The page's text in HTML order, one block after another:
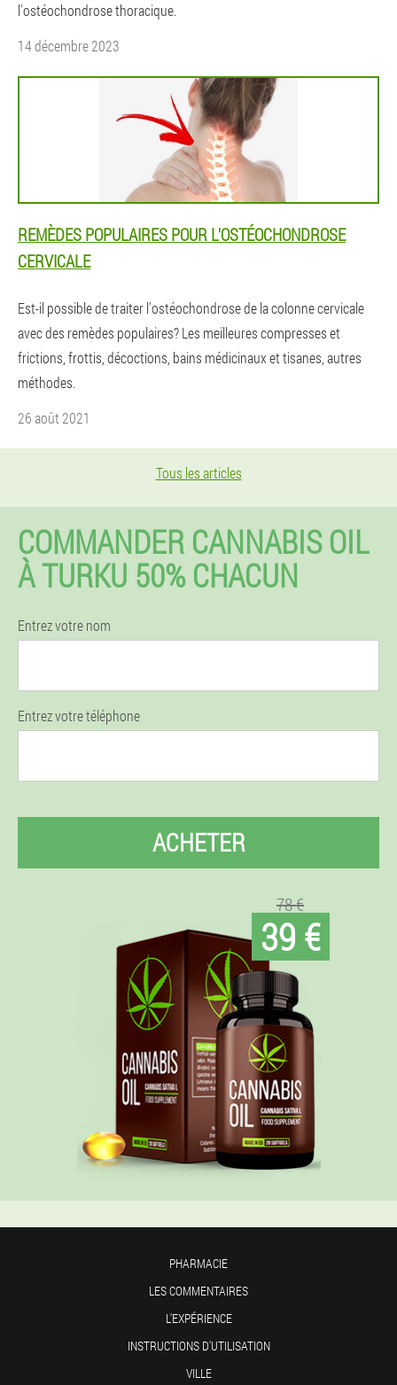
l'ostéochondrose thoracique.
14 décembre 2023
REMÈDES POPULAIRES POUR L'OSTÉOCHONDROSE
CERVICALE
Est-il possible de traiter l'ostéochondrose de la colonne cervicale
avec des remèdes populaires? Les meilleures compresses et
frictions, frottis, décoctions, bains médicinaux et tisanes, autres
méthodes.
26 août 2021
Tous les articles
COMMANDER CANNABIS OIL
À TURKU 50% CHACUN
Entrez votre nom
Entrez votre téléphone
ACHETER
78 €
39 €
PHARMACIE
LES COMMENTAIRES
L'EXPÉRIENCE
INSTRUCTIONS D'UTILISATION
VILLE